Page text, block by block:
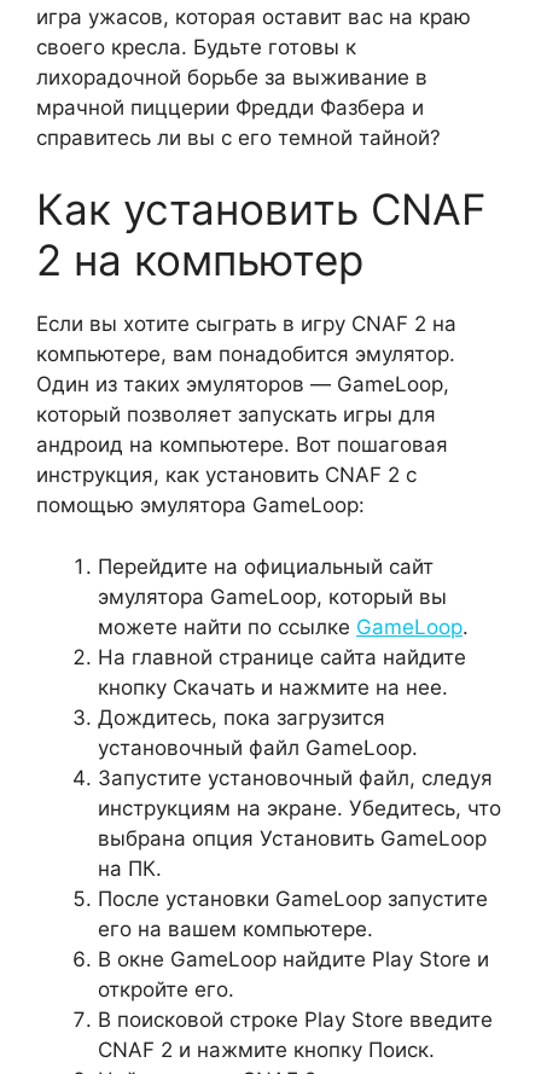
игра ужасов, которая оставит вас на краю
своего кресла. Будьте готовы к
лихорадочной борьбе за выживание в
мрачной пиццерии Фредди Фазбера и
справитесь ли вы с его темной тайной?
Как установить CNAF
2 на компьютер
Если вы хотите сыграть в игру CNAF 2 на
компьютере, вам понадобится эмулятор.
Один из таких эмуляторов — GameLoop,
который позволяет запускать игры для
андроид на компьютере. Вот пошаговая
инструкция, как установить CNAF 2 с
помощью эмулятора GameLoop:
Перейдите на официальный сайт
эмулятора GameLoop, который вы
можете найти по ссылке GameLoop.
На главной странице сайта найдите
кнопку Скачать и нажмите на нее.
Дождитесь, пока загрузится
установочный файл GameLoop.
Запустите установочный файл, следуя
инструкциям на экране. Убедитесь, что
выбрана опция Установить GameLoop
на ПК.
После установки GameLoop запустите
его на вашем компьютере.
В окне GameLoop найдите Play Store и
откройте его.
В поисковой строке Play Store введите
CNAF 2 и нажмите кнопку Поиск.